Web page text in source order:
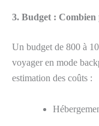
3. Budget : Combien
Un budget de 800 à
voyager en mode
estimation des coûts :